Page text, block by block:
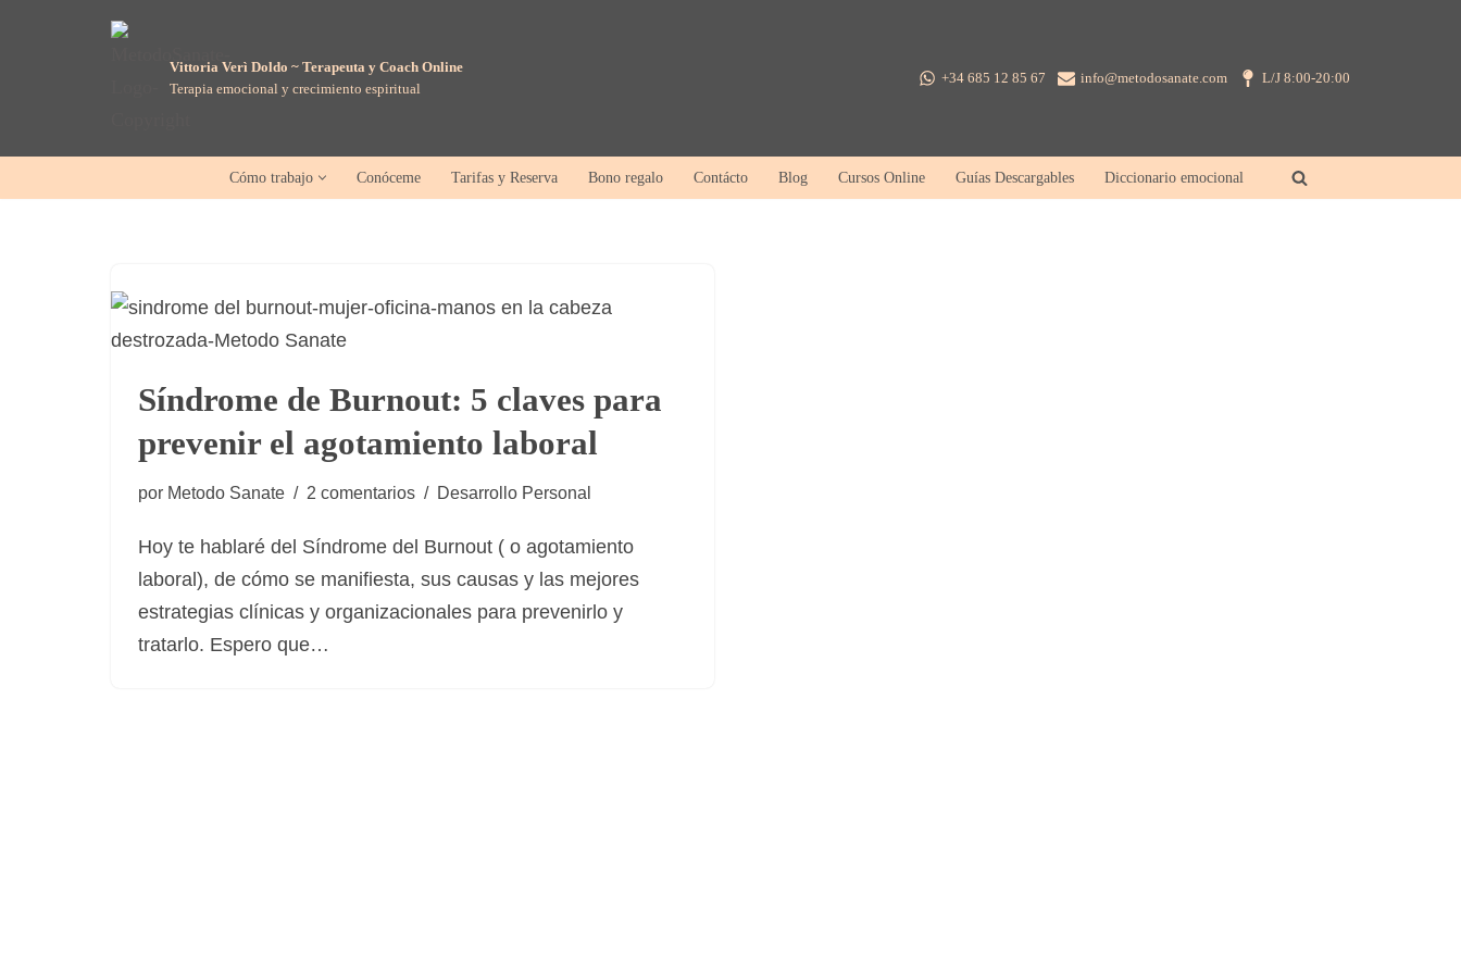
Vittoria Verì Doldo ~ Terapeuta y Coach Online
Terapia emocional y crecimiento espiritual
+34 685 12 85 67 info@metodosanate.com L/J 8:00-20:00
Cómo trabajo Conóceme Tarifas y Reserva Bono regalo Contácto Blog Cursos Online Guías Descargables Diccionario emocional
Síndrome de Burnout: 5 claves para
prevenir el agotamiento laboral
por Metodo Sanate 2 comentarios Desarrollo Personal
Hoy te hablaré del Síndrome del Burnout ( o agotamiento
laboral), de cómo se manifiesta, sus causas y las mejores
estrategias clínicas y organizacionales para prevenirlo y
tratarlo. Espero que…